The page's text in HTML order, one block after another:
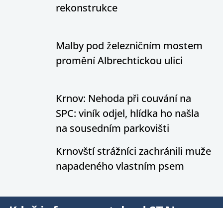
rekonstrukce
Malby pod železničním mostem
promění Albrechtickou ulici
Krnov: Nehoda při couvání na
SPC: viník odjel, hlídka ho našla
na sousedním parkovišti
Krnovští strážníci zachránili muže
napadeného vlastním psem